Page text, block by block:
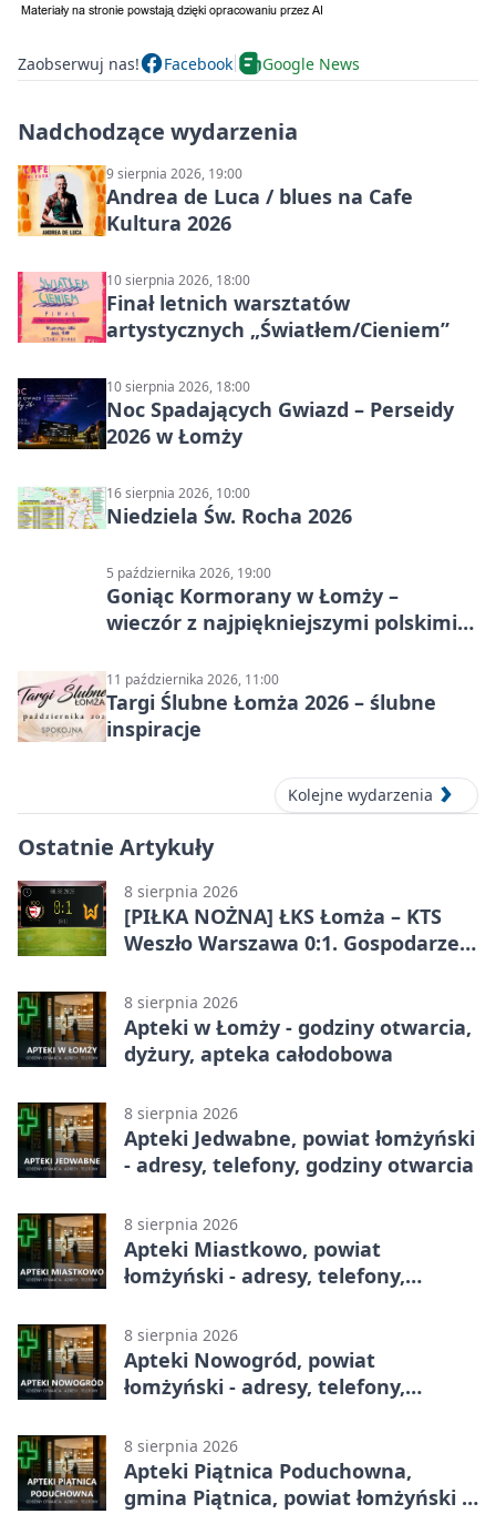
Zaobserwuj nas! Facebook Google News
Nadchodzące wydarzenia
9 sierpnia 2026, 19:00
Andrea de Luca / blues na Cafe
Kultura 2026
10 sierpnia 2026, 18:00
Finał letnich warsztatów
artystycznych „Światłem/Cieniem”
10 sierpnia 2026, 18:00
Noc Spadających Gwiazd – Perseidy
2026 w Łomży
16 sierpnia 2026, 10:00
Niedziela Św. Rocha 2026
5 października 2026, 19:00
Goniąc Kormorany w Łomży –
wieczór z najpiękniejszymi polskimi
11 października 2026, 11:00
Targi Ślubne Łomża 2026 – ślubne
inspiracje
Kolejne wydarzenia
Ostatnie Artykuły
8 sierpnia 2026
[PIŁKA NOŻNA] ŁKS Łomża – KTS
Weszło Warszawa 0:1. Gospodarze
1 (Grupa I)
8 sierpnia 2026
Apteki w Łomży - godziny otwarcia,
dyżury, apteka całodobowa
8 sierpnia 2026
Apteki Jedwabne, powiat łomżyński
- adresy, telefony, godziny otwarcia
8 sierpnia 2026
Apteki Miastkowo, powiat
łomżyński - adresy, telefony,
8 sierpnia 2026
Apteki Nowogród, powiat
łomżyński - adresy, telefony,
8 sierpnia 2026
Apteki Piątnica Poduchowna,
gmina Piątnica, powiat łomżyński -